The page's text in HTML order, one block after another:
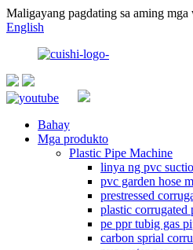
Maligayang pagdating sa aming mga
English
Bahay
Mga produkto
Plastic Pipe Machine
linya ng pvc
pvc garden hose
prestressed
plastic corrugated
pe ppr tubig gas
carbon sprial